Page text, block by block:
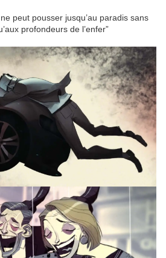
peut pousser jusqu’au paradis sans
profondeurs de l’enfer”